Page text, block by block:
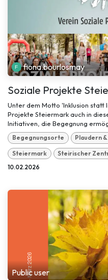
fiona.bourlosmay
Soziale Projekte
Unter dem Motto 'Inklusion
Projekte Steiermark auch in
Initiativen, die Begegnung
Begegnungsorte Plaudern
Steiermark Steirischer
10.02.2026
Public user